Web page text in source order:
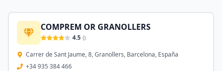
COMPREM OR GRANOLLERS
4.5 ()
Carrer de Sant Jaume, 8, Granollers, Barcelona, España
+34 935 384 466